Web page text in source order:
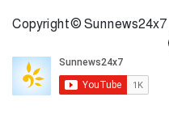
Copyright © Sunnews24x7